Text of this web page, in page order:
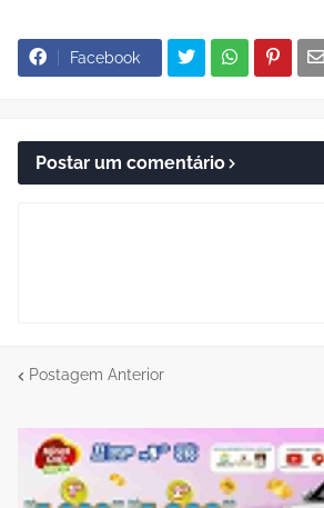
Facebook
Postar um comentário
Postagem Anterior